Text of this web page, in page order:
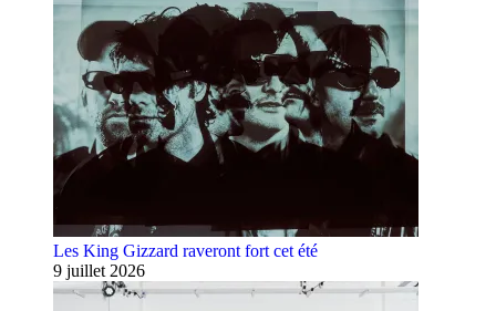
Les King Gizzard raveront fort cet été
9 juillet 2026